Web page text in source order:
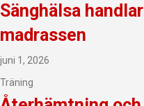
Sänghälsa
madrassen
juni 1, 2026
Träning